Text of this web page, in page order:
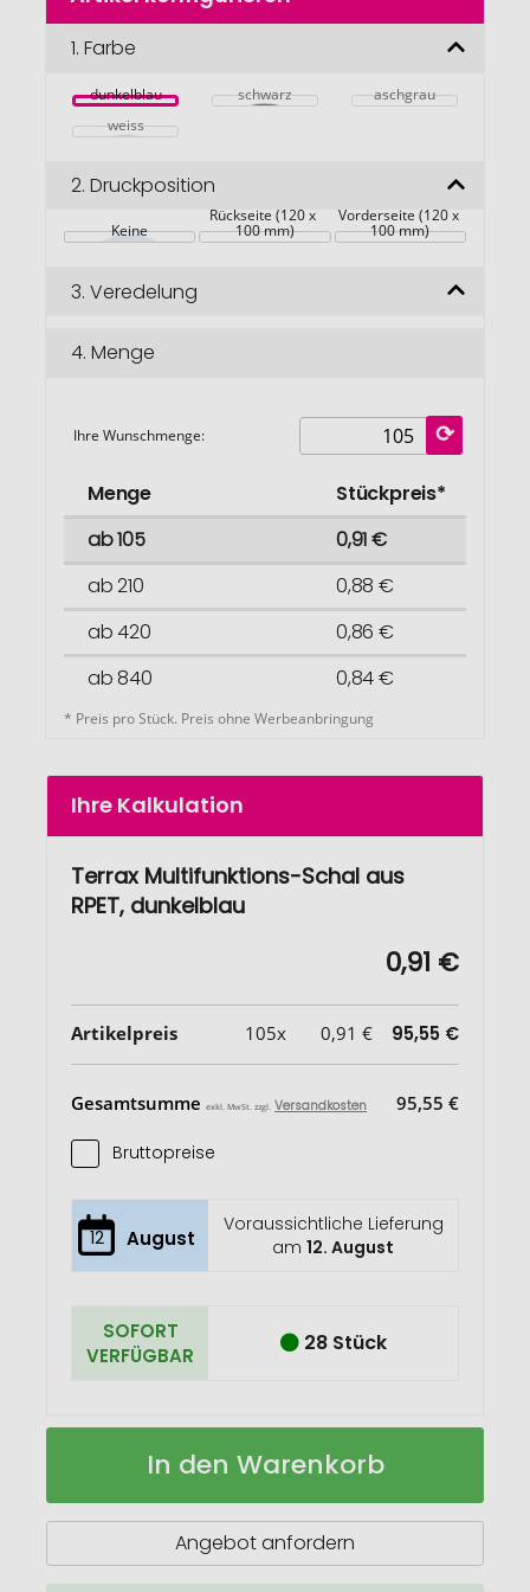
Bildgalerie
1. Farbe
dunkelblau schwarz
aschgrau
weiss
2. Druckposition
Keine
Rückseite (120 x
100 mm)
Vorderseite (120 x
100 mm)
3. Veredelung
4. Menge
Ihre Wunschmenge:
Menge
Stückpreis*
ab 105
0,91 €
ab 210
0,88 €
ab 420
0,86 €
ab 840
0,84 €
* Preis pro Stück. Preis ohne Werbeanbringung
Ihre Kalkulation
Terrax Multifunktions-Schal aus
RPET, dunkelblau
0,91 €
Artikelpreis 105x 0,91 € 95,55 €
Gesamtsumme exkl. MwSt. zzgl. Versandkosten 95,55 €
Bruttopreise
12 August
Voraussichtliche Lieferung
am12. August
SOFORT
VERFÜGBAR
28 Stück
Terrax
Multifunktions-
aus
Auf
In den Warenkorb
Angebot anfordern